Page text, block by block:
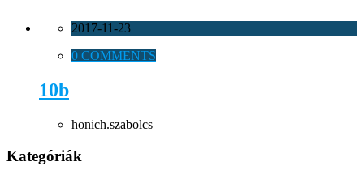
2017-11-23
0 COMMENTS
10b
honich.szabolcs
Kategóriák